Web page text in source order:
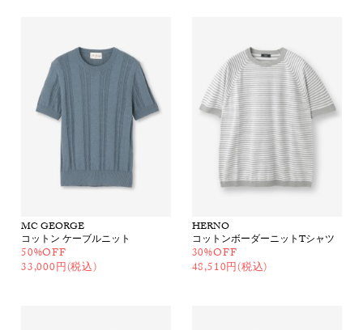
MC GEORGE
コットン ケーブルニット
50%OFF
33,000円(税込)
HERNO
コットンボーダーニットTシャツ
30%OFF
48,510円(税込)